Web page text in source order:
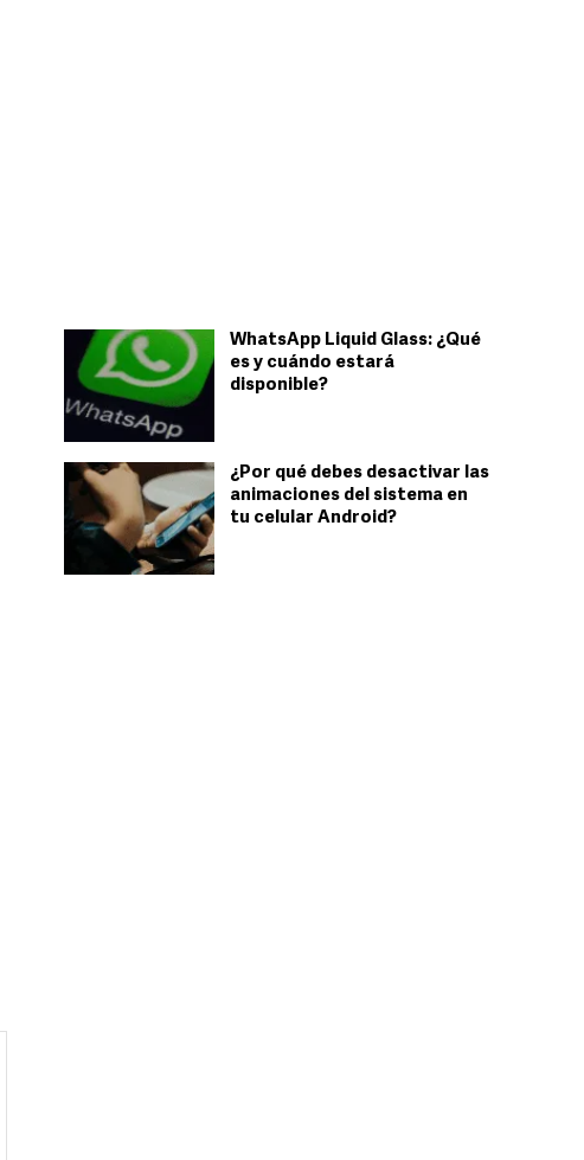
WhatsApp Liquid Glass: ¿Qué
es y cuándo estará
disponible?
¿Por qué debes desactivar las
animaciones del sistema en
tu celular Android?